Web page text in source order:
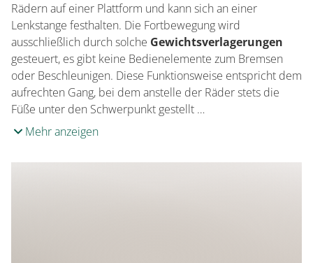
Rädern auf einer Plattform und kann sich an einer
Lenkstange festhalten. Die Fortbewegung wird
ausschließlich durch solche Gewichtsverlagerungen
gesteuert, es gibt keine Bedienelemente zum Bremsen
oder Beschleunigen. Diese Funktionsweise entspricht dem
aufrechten Gang, bei dem anstelle der Räder stets die
Füße unter den Schwerpunkt gestellt …
Mehr anzeigen